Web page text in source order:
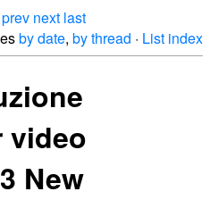
prev next last
by date, by thread · List index
New